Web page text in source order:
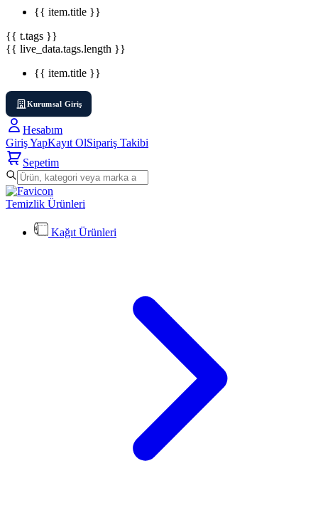
{{ item.title }}
{{ t.tags }}
{{ live_data.tags.length }}
{{ item.title }}
Kurumsal Giriş
Hesabım
Giriş YapKayıt OlSipariş Takibi
Sepetim
Temizlik Ürünleri
Kağıt Ürünleri